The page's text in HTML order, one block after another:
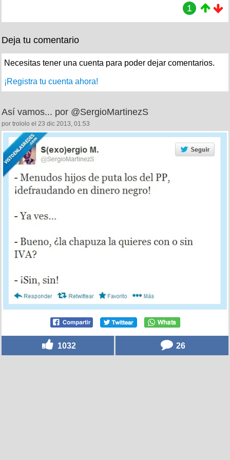
1
Deja tu comentario
Necesitas tener una cuenta para poder dejar comentarios.
¡Registra tu cuenta ahora!
Así vamos... por @SergioMartinezS
por trololo el 23 dic 2013, 01:53
1032 26